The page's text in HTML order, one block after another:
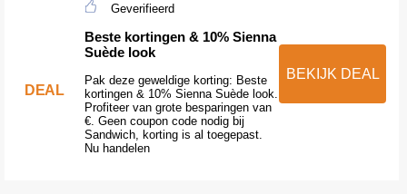
DEAL
Geverifieerd
Beste kortingen & 10% Sienna
Suède look
Pak deze geweldige korting: Beste
kortingen & 10% Sienna Suède look.
Profiteer van grote besparingen van
€. Geen coupon code nodig bij
Sandwich, korting is al toegepast.
Nu handelen
BEKIJK DEAL